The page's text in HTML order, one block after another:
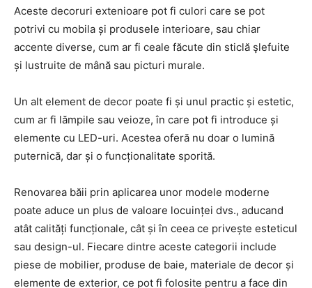
Aceste decoruri extenioare pot fi culori care se pot
potrivi cu mobila și produsele interioare, sau chiar
accente diverse, cum ar fi ceale făcute din sticlă şlefuite
și lustruite de mână sau picturi murale.
Un alt element de decor poate fi și unul practic și estetic,
cum ar fi lămpile sau veioze, în care pot fi introduce și
elemente cu LED-uri. Acestea oferă nu doar o lumină
puternică, dar și o funcționalitate sporită.
Renovarea băii prin aplicarea unor modele moderne
poate aduce un plus de valoare locuinței dvs., aducand
atât calități funcționale, cât și în ceea ce privește esteticul
sau design-ul. Fiecare dintre aceste categorii include
piese de mobilier, produse de baie, materiale de decor și
elemente de exterior, ce pot fi folosite pentru a face din